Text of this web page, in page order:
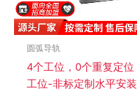
圆弧导轨
4个工位，0个重复定位
工位-非标定制水平安装